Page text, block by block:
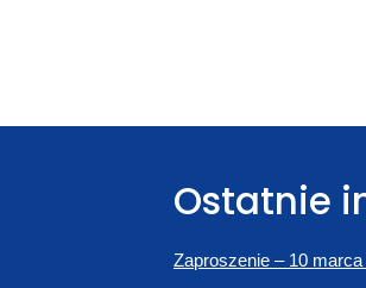
Ostatnie
Zaproszenie – 10 marca